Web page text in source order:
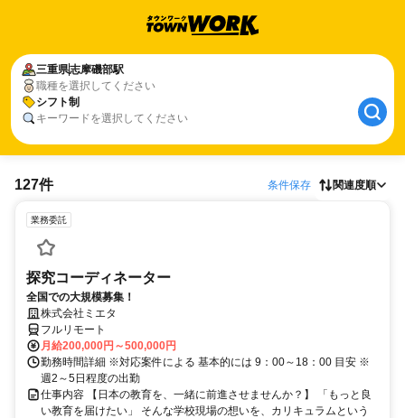
三重県志摩磯部駅
職種を選択してください
シフト制
キーワードを選択してください
127件 条件保存 関連度順
業務委託
探究コーディネーター
全国での大規模募集！
株式会社ミエタ
フルリモート
月給200,000円～500,000円
勤務時間詳細 ※対応案件による 基本的には 9：00～18：00 目安 ※
週2～5日程度の出勤
仕事内容 【日本の教育を、一緒に前進させませんか？】 「もっと良
い教育を届けたい」 そんな学校現場の想いを、カリキュラムという